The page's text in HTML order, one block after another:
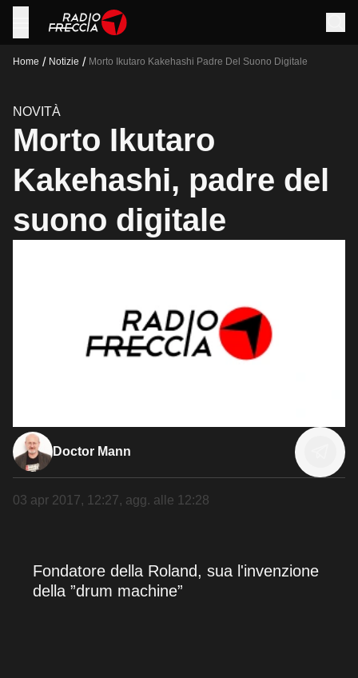
Home / Notizie / Morto Ikutaro Kakehashi Padre Del Suono Digitale
NOVITÀ
Morto Ikutaro
Kakehashi, padre del
suono digitale
Doctor Mann
03 apr 2017, 12:27, agg. alle 12:28
Fondatore della Roland, sua l'invenzione
della ”drum machine”